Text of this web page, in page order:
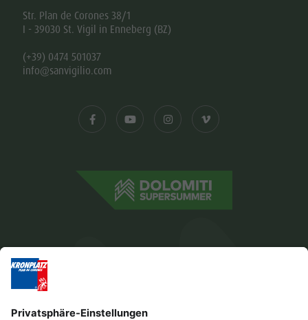
Str. Plan de Corones 38/1
I - 39030 St. Vigil in Enneberg (BZ)
(+39) 0474 501037
info@sanvigilio.com